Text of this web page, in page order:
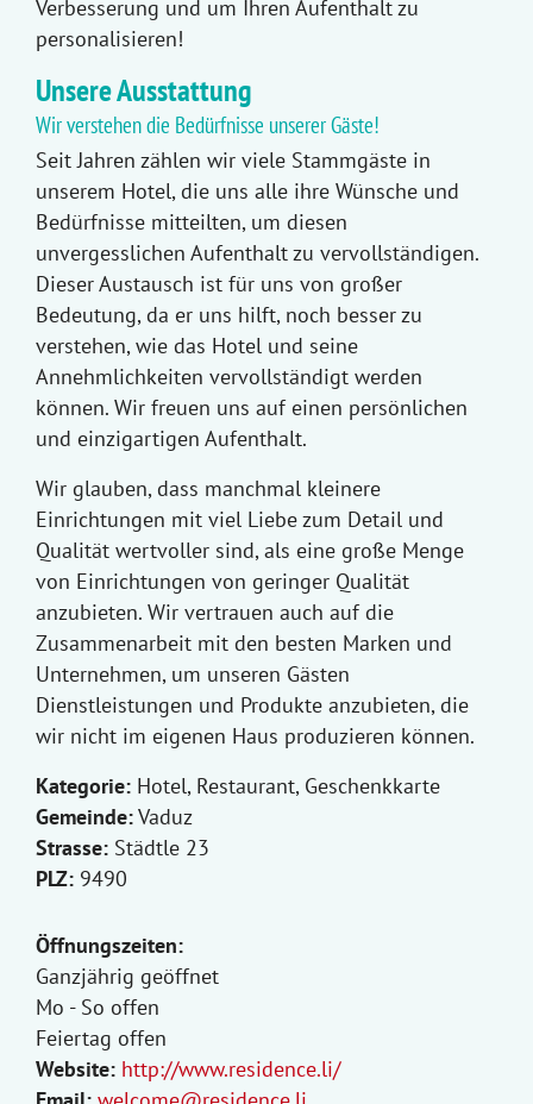
Verbesserung und um Ihren Aufenthalt zu
personalisieren!
Unsere Ausstattung
Wir verstehen die Bedürfnisse unserer Gäste!
Seit Jahren zählen wir viele Stammgäste in
unserem Hotel, die uns alle ihre Wünsche und
Bedürfnisse mitteilten, um diesen
unvergesslichen Aufenthalt zu vervollständigen.
Dieser Austausch ist für uns von großer
Bedeutung, da er uns hilft, noch besser zu
verstehen, wie das Hotel und seine
Annehmlichkeiten vervollständigt werden
können. Wir freuen uns auf einen persönlichen
und einzigartigen Aufenthalt.
Wir glauben, dass manchmal kleinere
Einrichtungen mit viel Liebe zum Detail und
Qualität wertvoller sind, als eine große Menge
von Einrichtungen von geringer Qualität
anzubieten. Wir vertrauen auch auf die
Zusammenarbeit mit den besten Marken und
Unternehmen, um unseren Gästen
Dienstleistungen und Produkte anzubieten, die
wir nicht im eigenen Haus produzieren können.
Kategorie: Hotel, Restaurant, Geschenkkarte
Gemeinde:Vaduz
Strasse: Städtle 23
PLZ: 9490
Öffnungszeiten:
Ganzjährig geöffnet
Mo - So offen
Feiertag offen
Website: http://www.residence.li/